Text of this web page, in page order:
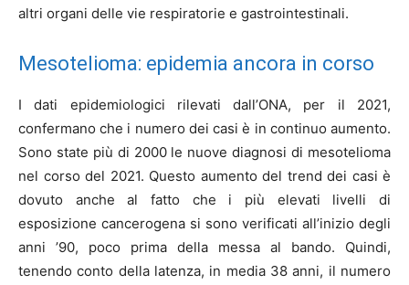
altri organi delle vie respiratorie e gastrointestinali.
Mesotelioma: epidemia ancora in corso
I dati epidemiologici rilevati dall’ONA, per il 2021,
confermano che i numero dei casi è in continuo aumento.
Sono state più di 2000 le nuove diagnosi di mesotelioma
nel corso del 2021. Questo aumento del trend dei casi è
dovuto anche al fatto che i più elevati livelli di
esposizione cancerogena si sono verificati all’inizio degli
anni ’90, poco prima della messa al bando. Quindi,
tenendo conto della latenza, in media 38 anni, il numero